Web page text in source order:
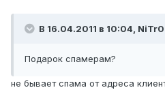
В 16.04.2011 в 10:04, NiTr0
Подарок спамерам?
не бывает спама от адреса